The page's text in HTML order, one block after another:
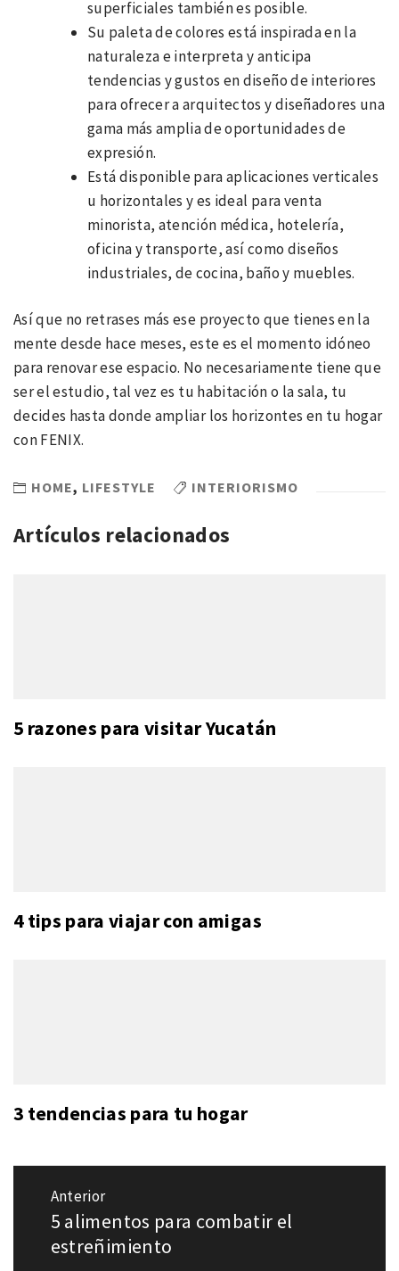
superficiales también es posible.
Su paleta de colores está inspirada en la
naturaleza e interpreta y anticipa
tendencias y gustos en diseño de interiores
para ofrecer a arquitectos y diseñadores una
gama más amplia de oportunidades de
expresión.
Está disponible para aplicaciones verticales
u horizontales y es ideal para venta
minorista, atención médica, hotelería,
oficina y transporte, así como diseños
industriales, de cocina, baño y muebles.
Así que no retrases más ese proyecto que tienes en la
mente desde hace meses, este es el momento idóneo
para renovar ese espacio. No necesariamente tiene que
ser el estudio, tal vez es tu habitación o la sala, tu
decides hasta donde ampliar los horizontes en tu hogar
con FENIX.
HOME, LIFESTYLE INTERIORISMO
Artículos relacionados
5 razones para visitar Yucatán
4 tips para viajar con amigas
3 tendencias para tu hogar
Navegación
entradas
Anterior
Entrada
anterior:
5 alimentos para combatir el
estreñimiento